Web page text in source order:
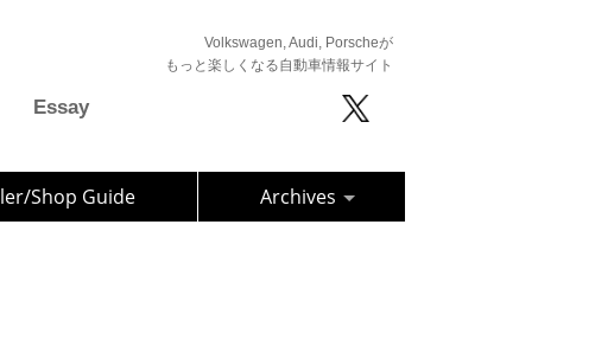
Volkswagen, Audi, Porscheが
もっと楽しくなる自動車情報サイト
Essay
Shop Guide Archives